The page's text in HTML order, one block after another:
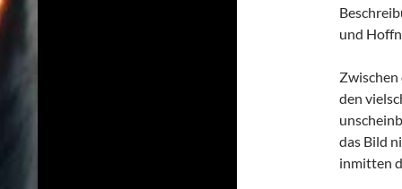
und
den
das Bild
inmitten